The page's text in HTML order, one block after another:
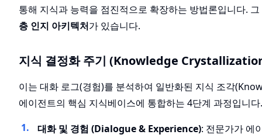
통해 지식과 능력을 점진적으로 확장하는 방법론입니다.
층 인지 아키텍처가 있습니다.
지식 결정화 주기 (Knowledge
이는 대화 로그(경험)를 분석하여 일반화된 지식 조각
에이전트의 핵심 지식베이스에 통합하는 4단계 과정입니다.
대화 및 경험 (Dialogue & Experience): 전문가가 에